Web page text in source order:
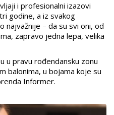
i profesionalni izazovi
godine, a iz svakog
najvažnije – da su svi oni, od
zapravo jedna lepa, velika
u pravu rođendansku zonu
balonima, u bojama koje su
Informer.